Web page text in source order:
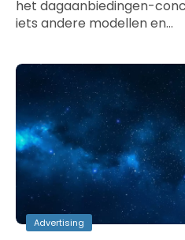
het dagaanbiedingen-
iets andere modellen en…
Advertising